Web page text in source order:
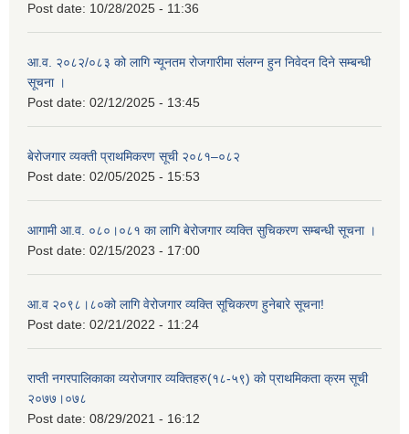
Post date: 10/28/2025 - 11:36
आ.व. २०८२/०८३ को लागि न्यूनतम रोजगारीमा संलग्न हुन निवेदन दिने सम्बन्धी
सूचना ।
Post date: 02/12/2025 - 13:45
बेरोजगार व्यक्ती प्राथमिकरण सूची २०८१–०८२
Post date: 02/05/2025 - 15:53
आगामी आ.व. ०८०।०८१ का लागि बेरोजगार व्यक्ति सुचिकरण सम्बन्धी सूचना ।
Post date: 02/15/2023 - 17:00
आ.व २०९८।८०को लागि वेरोजगार व्यक्ति सूचिकरण हुनेबारे सूचना!
Post date: 02/21/2022 - 11:24
राप्ती नगरपालिकाका व्यरोजगार व्यक्तिहरु(१८-५९) को प्राथमिकता क्रम सूची
२०७७।०७८
Post date: 08/29/2021 - 16:12